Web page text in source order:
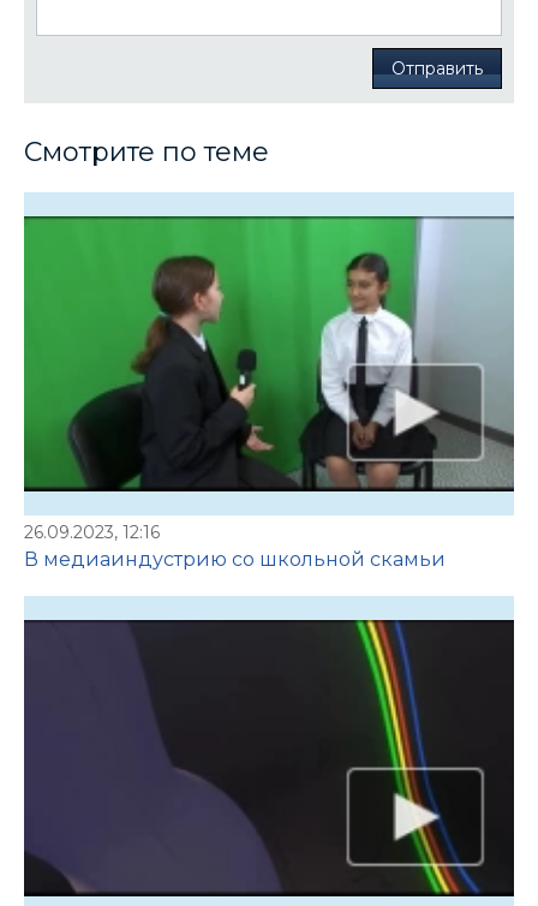
Отправить
Смотрите по теме
26.09.2023, 12:16
В медиаиндустрию со школьной скамьи